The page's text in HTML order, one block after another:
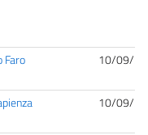
Faro 10/09/
10/09/